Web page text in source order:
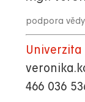
podpora
466 036